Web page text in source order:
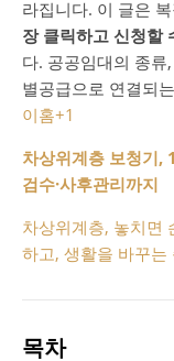
라집니다. 이 글은
장 클릭하고 신청할
다. 공공임대의 종
별공급으로 연결되
이홈+1
차상위계층 보청기,
검수·사후관리까지
차상위계층, 놓치면
하고, 생활을 바꾸는
목차